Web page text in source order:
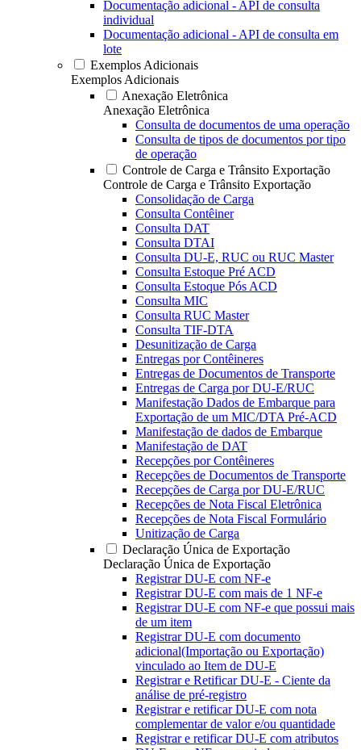
Documentação adicional - API de consulta
individual
Documentação adicional - API de consulta em
lote
Exemplos Adicionais
Exemplos Adicionais
Anexação Eletrônica
Anexação Eletrônica
Consulta de documentos de uma operação
Consulta de tipos de documentos por tipo
de operação
Controle de Carga e Trânsito Exportação
Controle de Carga e Trânsito Exportação
Consolidação de Carga
Consulta Contêiner
Consulta DAT
Consulta DTAI
Consulta DU-E, RUC ou RUC Master
Consulta Estoque Pré ACD
Consulta Estoque Pós ACD
Consulta MIC
Consulta RUC Master
Consulta TIF-DTA
Desunitização de Carga
Entregas por Contêineres
Entregas de Documentos de Transporte
Entregas de Carga por DU-E/RUC
Manifestação Dados de Embarque para
Exportação de um MIC/DTA Pré-ACD
Manifestação de dados de Embarque
Manifestação de DAT
Recepções por Contêineres
Recepções de Documentos de Transporte
Recepções de Carga por DU-E/RUC
Recepções de Nota Fiscal Eletrônica
Recepções de Nota Fiscal Formulário
Unitização de Carga
Declaração Única de Exportação
Declaração Única de Exportação
Registrar DU-E com NF-e
Registrar DU-E com mais de 1 NF-e
Registrar DU-E com NF-e que possui mais
de um item
Registrar DU-E com documento
adicional(Importação ou Exportação)
vinculado ao Item de DU-E
Registrar e Retificar DU-E - Ciente da
análise de pré-registro
Registrar e retificar DU-E com nota
complementar de valor e/ou quantidade
Registrar e retificar DU-E com atributos